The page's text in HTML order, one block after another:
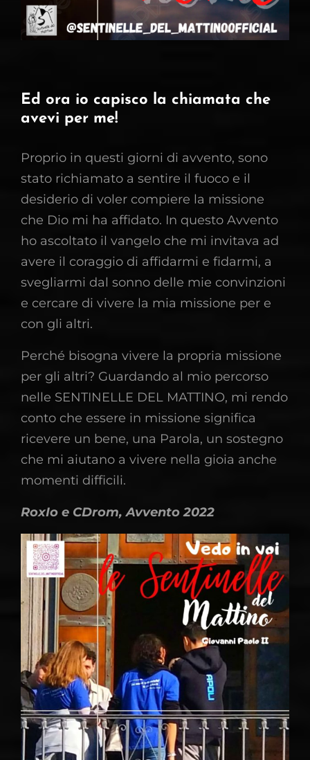
Ed ora io capisco la chiamata che
avevi per me!
Proprio in questi giorni di avvento, sono
stato richiamato a sentire il fuoco e il
desiderio di voler compiere la missione
che Dio mi ha affidato. In questo Avvento
ho ascoltato il vangelo che mi invitava ad
avere il coraggio di affidarmi e fidarmi, a
svegliarmi dal sonno delle mie convinzioni
e cercare di vivere la mia missione per e
con gli altri.
Perché bisogna vivere la propria missione
per gli altri? Guardando al mio percorso
nelle SENTINELLE DEL MATTINO, mi rendo
conto che essere in missione significa
ricevere un bene, una Parola, un sostegno
che mi aiutano a vivere nella gioia anche
momenti difficili.
RoxIo e CDrom, Avvento 2022